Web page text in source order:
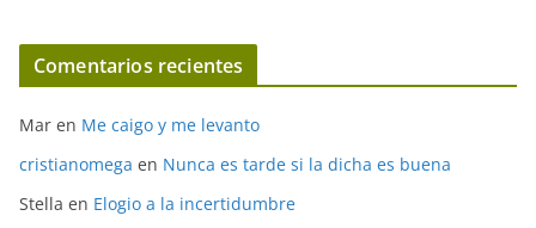
Comentarios recientes
Mar en Me caigo y me levanto
cristianomega en Nunca es tarde si la dicha es buena
Stella en Elogio a la incertidumbre